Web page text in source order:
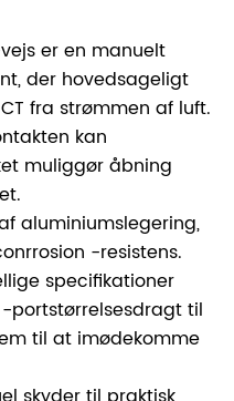
er en manuelt
der hovedsageligt
fra strømmen af ​​luft.
kan
muliggør åbning
aluminiumslegering,
-resistens.
specifikationer
-portstørrelsesdragt til
til at imødekomme